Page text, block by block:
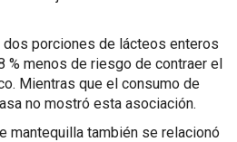
dos porciones de lácteos enteros
% menos de riesgo de contraer el
Mientras que el consumo de
no mostró esta asociación.
mantequilla también se relacionó